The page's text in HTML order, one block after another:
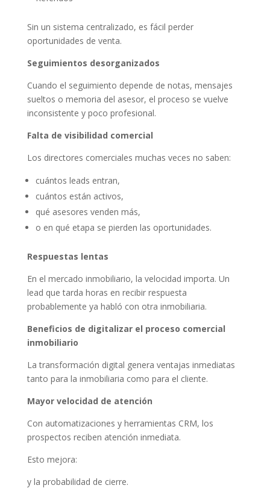
Sin un sistema centralizado, es fácil perder
oportunidades de venta.
Seguimientos desorganizados
Cuando el seguimiento depende de notas, mensajes
sueltos o memoria del asesor, el proceso se vuelve
inconsistente y poco profesional.
Falta de visibilidad comercial
Los directores comerciales muchas veces no saben:
cuántos leads entran,
cuántos están activos,
qué asesores venden más,
o en qué etapa se pierden las oportunidades.
Respuestas lentas
En el mercado inmobiliario, la velocidad importa. Un
lead que tarda horas en recibir respuesta
probablemente ya habló con otra inmobiliaria.
Beneficios de digitalizar el proceso comercial
inmobiliario
La transformación digital genera ventajas inmediatas
tanto para la inmobiliaria como para el cliente.
Mayor velocidad de atención
Con automatizaciones y herramientas CRM, los
prospectos reciben atención inmediata.
Esto mejora:
y la probabilidad de cierre.